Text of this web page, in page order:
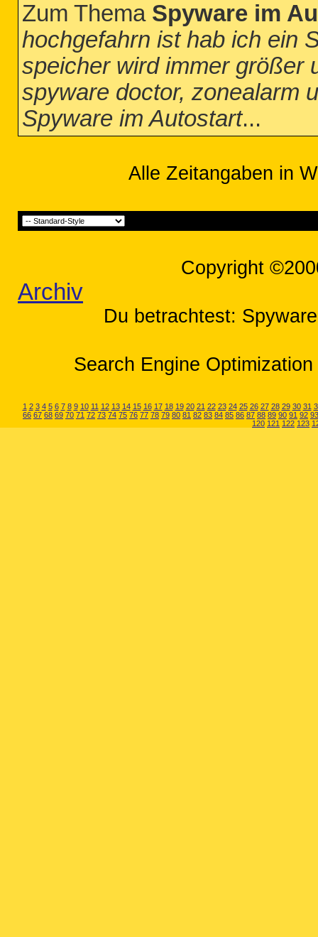
Zum Thema Spyware im
hochgefahrn ist hab ich ein
speicher wird immer größer
spyware doctor, zonealarm
Spyware im Autostart...
Alle Zeitangaben in
Copyright
Archiv
Du betrachtest:
Search Engine
1 2 3 4 5 6 7 8 9 10 11 12 13 14 15 16 17 18 19 20 21 22 23 24 25 26 27 28 29 30 31
66 67 68 69 70 71 72 73 74 75 76 77 78 79 80 81 82 83 84 85 86 87 88 89 90 91 92 93
120 121 122 123